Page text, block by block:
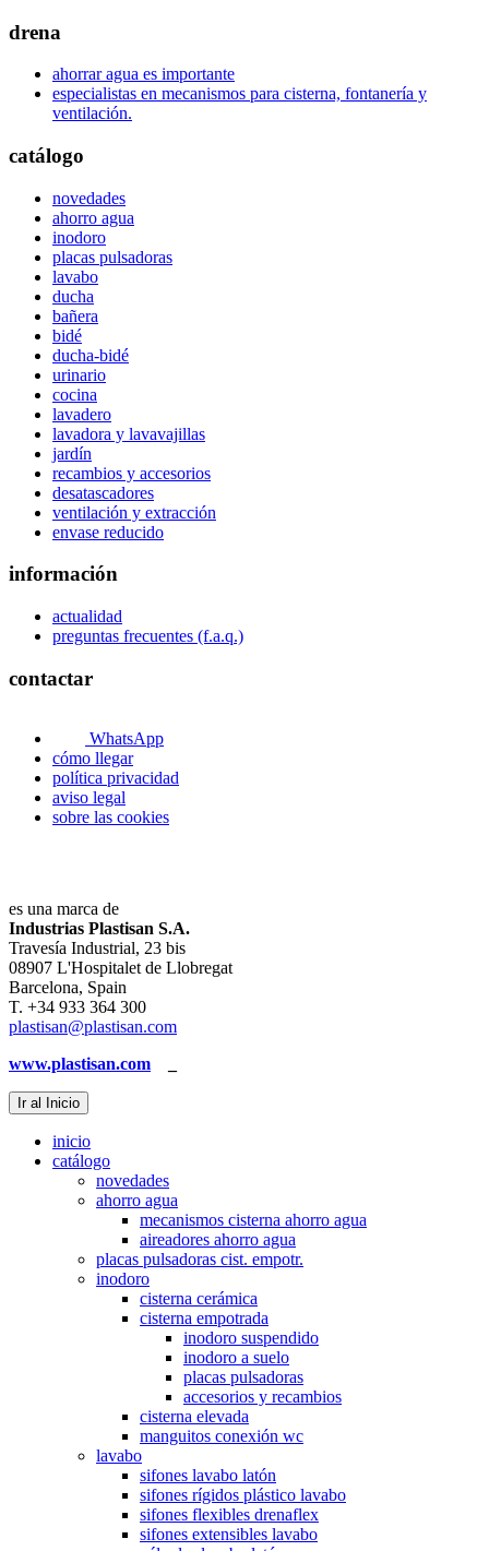
drena
ahorrar agua es importante
especialistas en mecanismos para cisterna, fontanería y
ventilación.
catálogo
novedades
ahorro agua
inodoro
placas pulsadoras
lavabo
ducha
bañera
bidé
ducha-bidé
urinario
cocina
lavadero
lavadora y lavavajillas
jardín
recambios y accesorios
desatascadores
ventilación y extracción
envase reducido
información
actualidad
preguntas frecuentes (f.a.q.)
contactar
WhatsApp
cómo llegar
política privacidad
aviso legal
sobre las cookies
es una marca de
Industrias Plastisan S.A.
Travesía Industrial, 23 bis
08907 L'Hospitalet de Llobregat
Barcelona, Spain
T. +34 933 364 300
plastisan@plastisan.com
www.plastisan.com
Ir al Inicio
inicio
catálogo
novedades
ahorro agua
mecanismos cisterna ahorro agua
aireadores ahorro agua
placas pulsadoras cist. empotr.
inodoro
cisterna cerámica
cisterna empotrada
inodoro suspendido
inodoro a suelo
placas pulsadoras
accesorios y recambios
cisterna elevada
manguitos conexión wc
lavabo
sifones lavabo latón
sifones rígidos plástico lavabo
sifones flexibles drenaflex
sifones extensibles lavabo